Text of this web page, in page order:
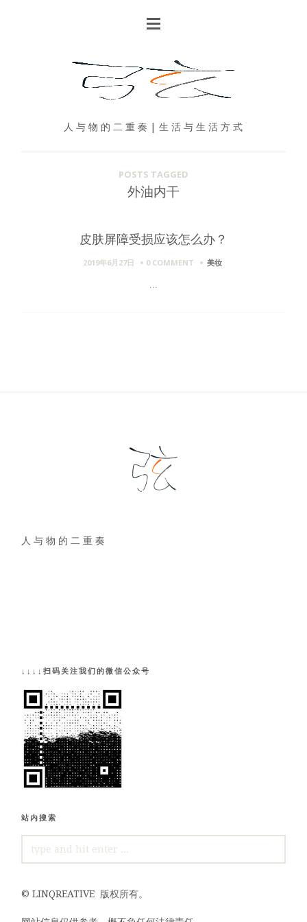
人 与 物 的 二 重 奏 | 生 活 与 生 活 方 式
POSTS TAGGED
外油内干
皮肤屏障受损应该怎么办？
2019年6月27日 0 COMMENT 美妆
...
人 与 物 的 二 重 奏
↓↓↓↓扫码关注我们的微信公众号
站内搜索
FOR:
©LINQREATIVE 版权所有。